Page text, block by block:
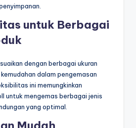
untuk Berbagai
dengan berbagai ukuran
dalam pengemasan
ini memungkinkan
untuk mengemas berbagai jenis
yang optimal.